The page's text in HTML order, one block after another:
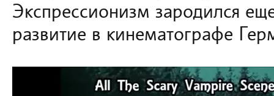
Экспрессионизм зародился
развитие в кинематографе